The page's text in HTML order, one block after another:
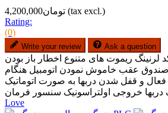
تومان4,200,000 (tax excl.)
Rating:
(0)
Write your review Ask a question
لرنینگ ریموت های متنوع اخطار باز بودن
صندوق عقب خاموش نمودن اتومبیل هنگام
و قفل شدن دربها به صورت اتوماتیک
Love